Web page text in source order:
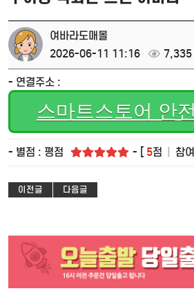
여바라도매몰
2026-06-11 11:16
7,335
- 연결주소 :
스마트스토어 안
- 별점 : 평점 - [ 5점 참여
이전글 다음글